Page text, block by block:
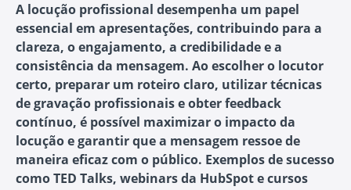
A locução profissional desempenha um papel
essencial em apresentações, contribuindo para a
clareza, o engajamento, a credibilidade e a
consistência da mensagem. Ao escolher o locutor
certo, preparar um roteiro claro, utilizar técnicas
de gravação profissionais e obter feedback
contínuo, é possível maximizar o impacto da
locução e garantir que a mensagem ressoe de
maneira eficaz com o público. Exemplos de sucesso
como TED Talks, webinars da HubSpot e cursos